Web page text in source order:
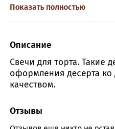
Показать полностью
Описание
Свечи для торта. Такие
оформления десерта
качеством.
Отзывы